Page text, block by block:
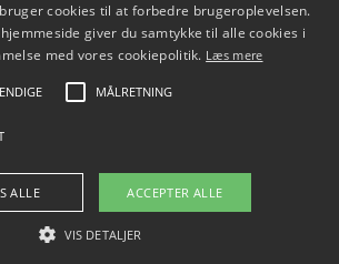
for Akvatiske Ressourcer
cookies til at forbedre brugeroplevelsen.
giver du samtykke til alle cookies i
med vores cookiepolitik. Læs mere
MÅLRETNING
ACCEPTER ALLE
ALLE
VIS DETALJER